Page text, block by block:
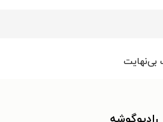
بی‌نهایت